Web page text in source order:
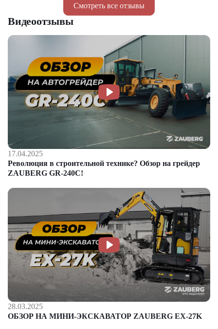
Смотреть все отзывы
Видеоотзывы
17.04.2025
Революция в строительной технике? Обзор на грейдер
ZAUBERG GR-240C!
28.03.2025
ОБЗОР НА МИНИ-ЭКСКАВАТОР ZAUBERG EX-27K